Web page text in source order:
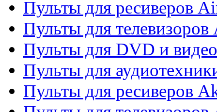
Пульты для ресиверов
Пульты для телевизоров
Пульты для DVD и
Пульты для
Пульты для ресиверов